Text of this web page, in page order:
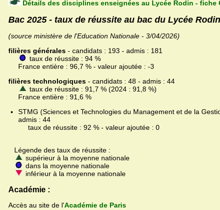
Détails des disciplines enseignées au Lycée Rodin - fiche
Bac 2025 - taux de réussite au bac du Lycée Rodin
(source ministère de l'Education Nationale - 3/04/2026)
filières générales - candidats : 193 - admis : 181
taux de réussite : 94 %
France entière : 96,7 % - valeur ajoutée : -3
filières technologiques - candidats : 48 - admis : 44
taux de réussite : 91,7 % (2024 : 91,8 %)
France entière : 91,6 %
STMG (Sciences et Technologies du Management et de la
admis : 44
taux de réussite : 92 % - valeur ajoutée : 0
Légende des taux de réussite :
supérieur à la moyenne nationale
dans la moyenne nationale
inférieur à la moyenne nationale
Académie :
Accès au site de l'Académie de Paris